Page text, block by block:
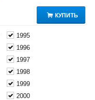
КУПИТЬ
1995
1996
1997
1998
1999
2000